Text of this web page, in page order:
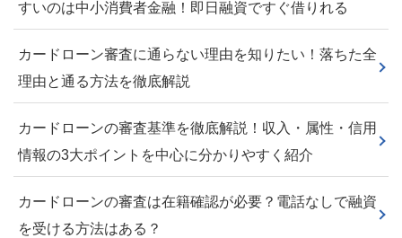
すいのは中小消費者金融！即日融資ですぐ借りれる
カードローン審査に通らない理由を知りたい！落ちた全
理由と通る方法を徹底解説
カードローンの審査基準を徹底解説！収入・属性・信用
情報の3大ポイントを中心に分かりやすく紹介
カードローンの審査は在籍確認が必要？電話なしで融資
を受ける方法はある？